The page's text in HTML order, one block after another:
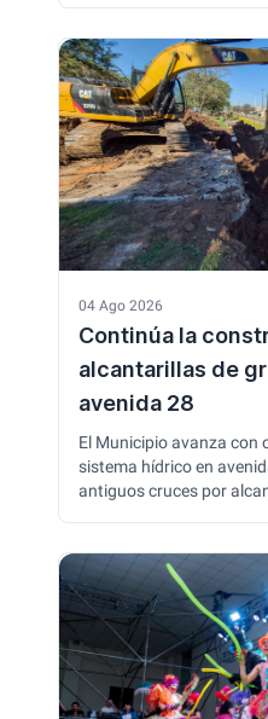
Escurrimiento Pluvial y
sectores del noreste de
04 Ago 2026
Continúa la
alcantarillas de
avenida 28
El Municipio avanza con
sistema hídrico en
antiguos cruces por
escurrimiento del agua
durante lluvias intensas.